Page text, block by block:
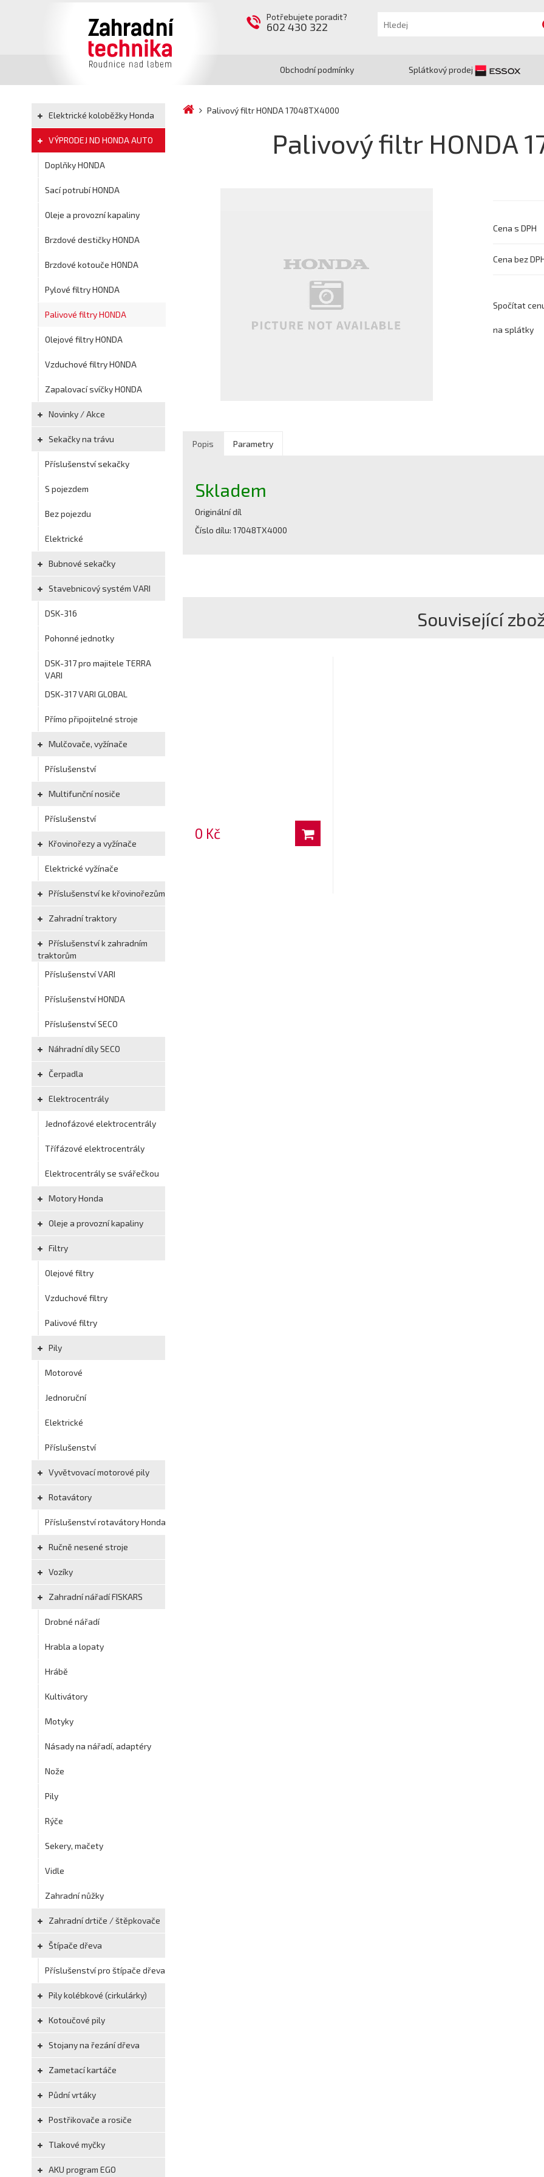
Potřebujete poradit?
602 430 322
Obchodní podmínky Splátkový prodej
Elektrické koloběžky Honda
VÝPRODEJ ND HONDA AUTO
Doplňky HONDA
Sací potrubí HONDA
Oleje a provozní kapaliny
Brzdové destičky HONDA
Brzdové kotouče HONDA
Pylové filtry HONDA
Palivové filtry HONDA
Olejové filtry HONDA
Vzduchové filtry HONDA
Zapalovací svíčky HONDA
Novinky / Akce
Sekačky na trávu
Příslušenství sekačky
S pojezdem
Bez pojezdu
Elektrické
Bubnové sekačky
Stavebnicový systém VARI
DSK-316
Pohonné jednotky
DSK-317 pro majitele TERRA
VARI
DSK-317 VARI GLOBAL
Přímo připojitelné stroje
Mulčovače, vyžínače
Příslušenství
Multifunční nosiče
Příslušenství
Křovinořezy a vyžínače
Elektrické vyžínače
Příslušenství ke křovinořezům
Zahradní traktory
Příslušenství k zahradním
traktorům
Příslušenství VARI
Příslušenství HONDA
Příslušenství SECO
Náhradní díly SECO
Čerpadla
Elektrocentrály
Jednofázové elektrocentrály
Třífázové elektrocentrály
Elektrocentrály se svářečkou
Motory Honda
Oleje a provozní kapaliny
Filtry
Olejové filtry
Vzduchové filtry
Palivové filtry
Pily
Motorové
Jednoruční
Elektrické
Příslušenství
Vyvětvovací motorové pily
Rotavátory
Příslušenství rotavátory Honda
Ručně nesené stroje
Vozíky
Zahradní nářadí FISKARS
Drobné nářadí
Hrabla a lopaty
Hrábě
Kultivátory
Motyky
Násady na nářadí, adaptéry
Nože
Pily
Rýče
Sekery, mačety
Vidle
Zahradní nůžky
Zahradní drtiče / štěpkovače
Štípače dřeva
Příslušenství pro štípače dřeva
Pily kolébkové (cirkulárky)
Kotoučové pily
Stojany na řezání dřeva
Zametací kartáče
Půdní vrtáky
Postřikovače a rosiče
Tlakové myčky
AKU program EGO
Palivový filtr HONDA 17048TX4000
Palivový filtr HONDA
Cena s DPH
Cena bez
Spočítat
na splátky
Popis Parametry
Skladem
Originální díl
Číslo dílu: 17048TX4000
Související
0 Kč